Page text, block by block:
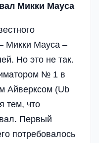
Микки Мауса
Микки Мауса –
Но это не так.
№ 1 в
Айверксом (Ub
тем, что
Первый
потребовалось